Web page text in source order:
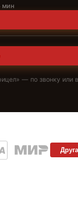
мин
» — по звонку или